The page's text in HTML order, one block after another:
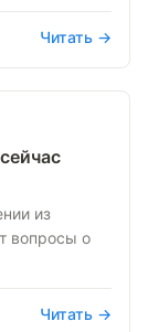
Читать →
из
вопросы о
Читать →